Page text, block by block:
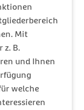
Mit
z. B.
und Ihnen
welche